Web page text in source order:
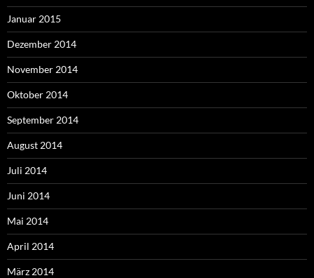
Januar 2015
Dezember 2014
November 2014
Oktober 2014
September 2014
August 2014
Juli 2014
Juni 2014
Mai 2014
April 2014
März 2014